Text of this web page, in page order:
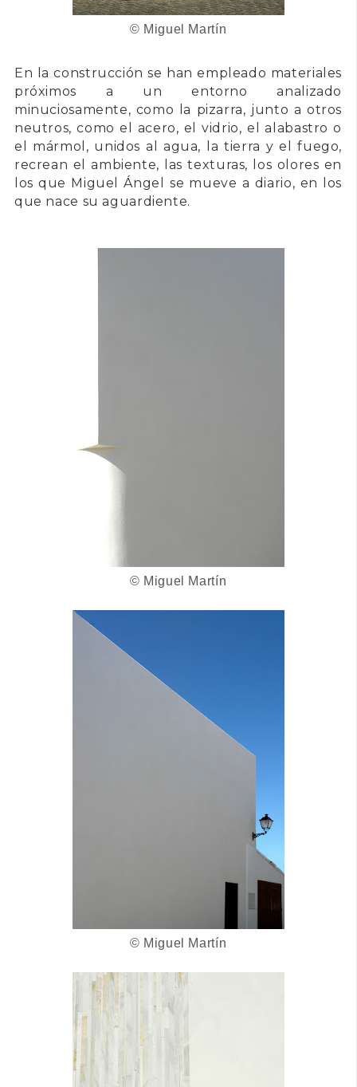
© Miguel Martín
En la construcción se han empleado materiales
próximos a un entorno analizado
minuciosamente, como la pizarra, junto a otros
neutros, como el acero, el vidrio, el alabastro o
el mármol, unidos al agua, la tierra y el fuego,
recrean el ambiente, las texturas, los olores en
los que Miguel Ángel se mueve a diario, en los
que nace su aguardiente.
© Miguel Martín
© Miguel Martín